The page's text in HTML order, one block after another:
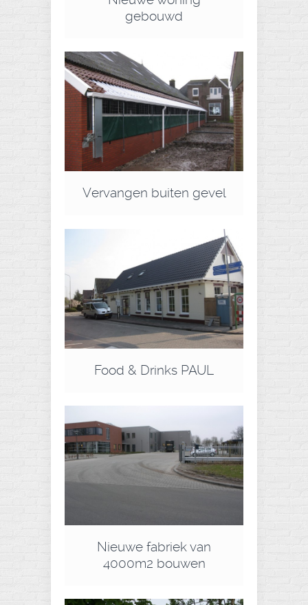
gebouwd
Vervangen buiten gevel
Food & Drinks PAUL
Nieuwe fabriek van
4000m2 bouwen